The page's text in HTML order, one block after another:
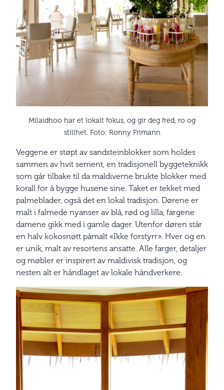
Milaidhoo har et lokalt fokus, og gir deg fred, ro og
stillhet. Foto: Ronny Frimann
Veggene er støpt av sandsteinblokker som holdes
sammen av hvit sement, en tradisjonell byggeteknikk
som går tilbake til da maldiverne brukte blokker med
korall for å bygge husene sine. Taket er tekket med
palmeblader, også det en lokal tradisjon. Dørene er
malt i falmede nyanser av blå, rød og lilla, fargene
damene gikk med i gamle dager. Utenfor døren står
en halv kokosnøtt påmalt «Ikke forstyrr». Hver og en
er unik, malt av resortens ansatte. Alle farger, detaljer
og møbler er inspirert av maldivisk tradisjon, og
nesten alt er håndlaget av lokale håndverkere.